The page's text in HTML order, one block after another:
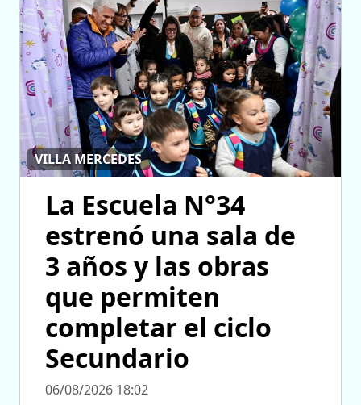
VILLA MERCEDES
La Escuela N°34
estrenó una sala de
3 años y las obras
que permiten
completar el ciclo
Secundario
06/08/2026 18:02